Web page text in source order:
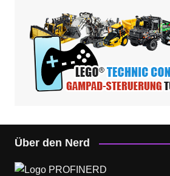
Über den Nerd